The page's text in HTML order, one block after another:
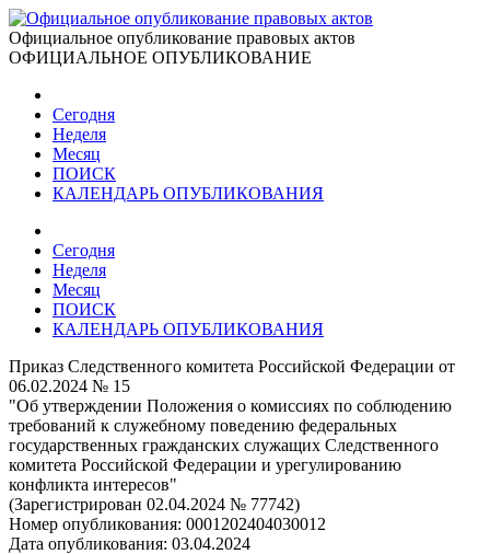
Официальное опубликование правовых актов
ОФИЦИАЛЬНОЕ ОПУБЛИКОВАНИЕ
Сегодня
Неделя
Месяц
ПОИСК
КАЛЕНДАРЬ ОПУБЛИКОВАНИЯ
Сегодня
Неделя
Месяц
ПОИСК
КАЛЕНДАРЬ ОПУБЛИКОВАНИЯ
Приказ Следственного комитета Российской Федерации от
06.02.2024 № 15
"Об утверждении Положения о комиссиях по соблюдению
требований к служебному поведению федеральных
государственных гражданских служащих Следственного
комитета Российской Федерации и урегулированию
конфликта интересов"
(Зарегистрирован 02.04.2024 № 77742)
Номер опубликования: 0001202404030012
Дата опубликования: 03.04.2024